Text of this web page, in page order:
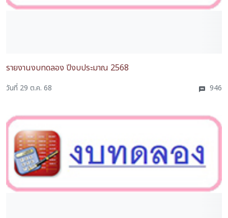
รายงานงบทดลอง ปีงบประมาณ 2568
วันที่ 29 ต.ค. 68 946